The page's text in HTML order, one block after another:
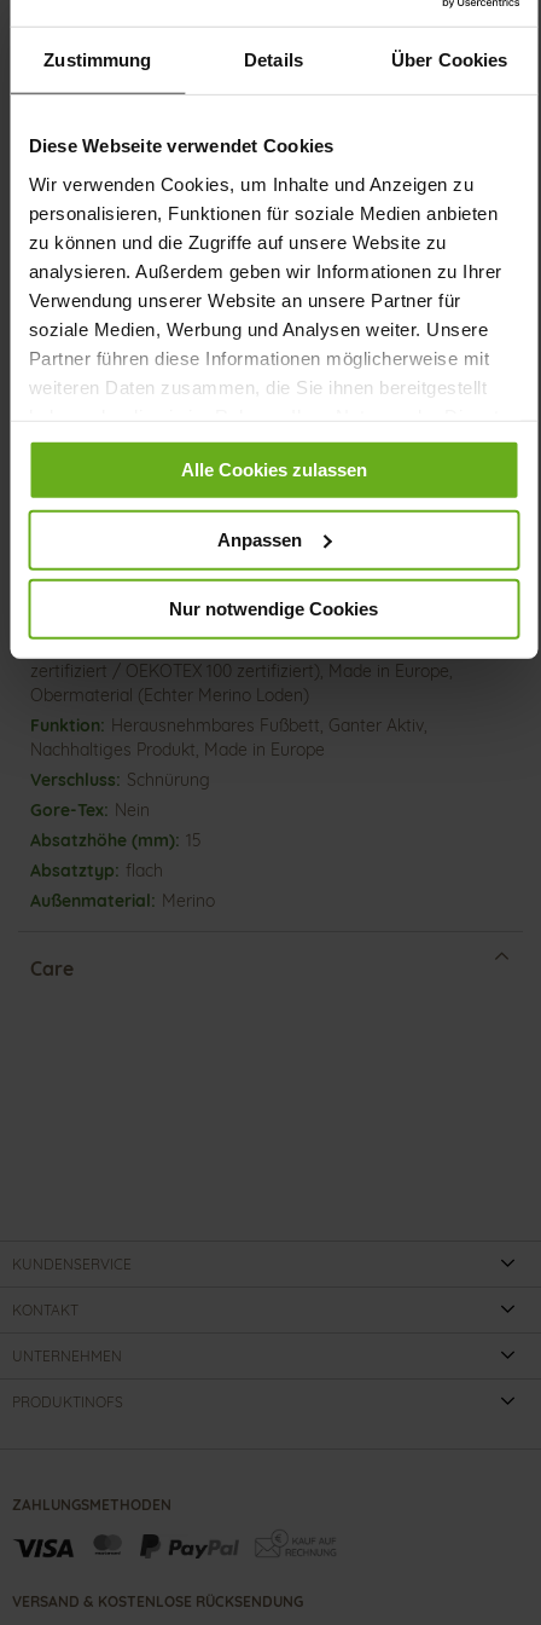
Zustimmung Details Über Cookies
Diese Webseite verwendet Cookies
Wir verwenden Cookies, um Inhalte und Anzeigen zu
personalisieren, Funktionen für soziale Medien anbieten
zu können und die Zugriffe auf unsere Website zu
analysieren. Außerdem geben wir Informationen zu Ihrer
Verwendung unserer Website an unsere Partner für
soziale Medien, Werbung und Analysen weiter. Unsere
Partner führen diese Informationen möglicherweise mit
weiteren Daten zusammen, die Sie ihnen bereitgestellt
gesammelt haben.
Alle Cookies zulassen
Anpassen
Nur notwendige Cookies
Futter:Wollfutter
Sohlentyp:extraleichte EVA-/Gummi-Sohle
Freizeit. Gefertigt aus edlem Merino der österreichischen
Manufaktur Steiner Loden, punktet der hellgraue Damenschuh
mit seinem sportiven Look und den positiven
Materialeigenschaften. Merinowolle ist natürlich antibakteriell,
pflegeleicht, wasserabweisend und atmungsaktiv! Aktivierung
und Entlastung – auf diesem Prinzip fußt die patentierte GANTER
AKTIV Technologie. Die 4-Punkt-Durchrollsohle übt bei jedem
Schritt einen angenehmen Massageeffekt und Pressurreiz auf
den Fuß aus. Diese Abrollfunktion fördert eine aufrechte Haltung,
gibt Stabilität und entlastet den Rücken sowie die Gelenke –
dadurch gehen Sie leichter und tun AKTIV etwas für Ihre
Details
Informationen
extraleichte EVA-/Gummi-Sohle
Wollfutter
Futter (LEATHER WORKING GROUP
zertifiziert / OEKOTEX 100 zertifiziert), Made in Europe,
Obermaterial (Echter Merino Loden)
Herausnehmbares Fußbett, Ganter Aktiv,
Nachhaltiges Produkt, Made in Europe
Schnürung
Nein
15
flach
Merino
Care
KUNDENSERVICE
KONTAKT
UNTERNEHMEN
PRODUKTINOFS
ZAHLUNGSMETHODEN
VERSAND & KOSTENLOSE RÜCKSENDUNG